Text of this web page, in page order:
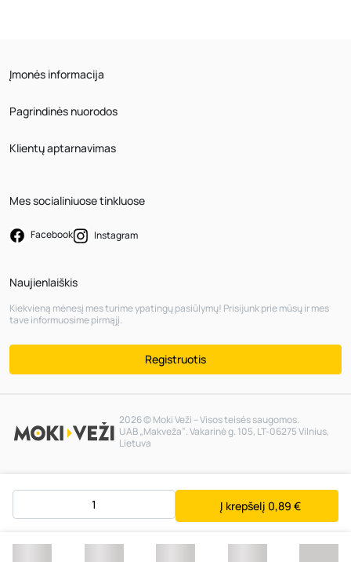
Į krepšelį 0,89 €
Įmonės informacija
Pagrindinės nuorodos
Klientų aptarnavimas
Mes socialiniuose tinkluose
Facebook Instagram
Naujienlaiškis
Kiekvieną mėnesį mes turime ypatingų pasiūlymų! Prisijunk prie mūsų ir mes
tave informuosime pirmąjį.
Registruotis
2026 © Moki Veži – Visos teisės saugomos.
UAB „Makveža“. Vakarinė g. 105, LT-06275 Vilnius,
Lietuva